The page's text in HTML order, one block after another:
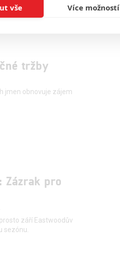
tržby
jmen obnovuje zájem
Zázrak pro
září Eastwoodův
sezónu.
vše Více možností